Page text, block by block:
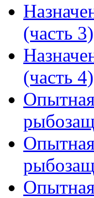
(часть 3)
(часть 4)